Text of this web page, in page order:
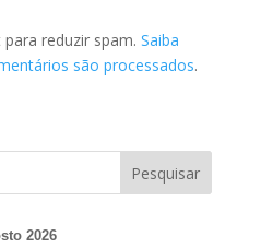
reduzir spam. Saiba
são processados.
2026